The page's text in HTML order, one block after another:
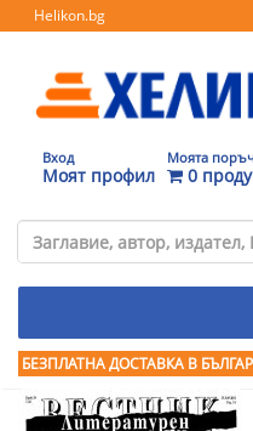
Helikon.bg
Вход
Моят профил
Моята
0
БЕЗПЛАТНА ДОСТАВКА В